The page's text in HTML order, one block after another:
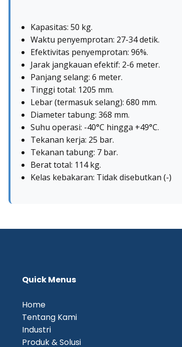
Kapasitas: 50 kg.
Waktu penyemprotan: 27-34 detik.
Efektivitas penyemprotan: 96%.
Jarak jangkauan efektif: 2-6 meter.
Panjang selang: 6 meter.
Tinggi total: 1205 mm.
Lebar (termasuk selang): 680 mm.
Diameter tabung: 368 mm.
Suhu operasi: -40°C hingga +49°C.
Tekanan kerja: 25 bar.
Tekanan tabung: 7 bar.
Berat total: 114 kg.
Kelas kebakaran: Tidak disebutkan (-)
Quick Menus
Home
Tentang Kami
Industri
Produk & Solusi